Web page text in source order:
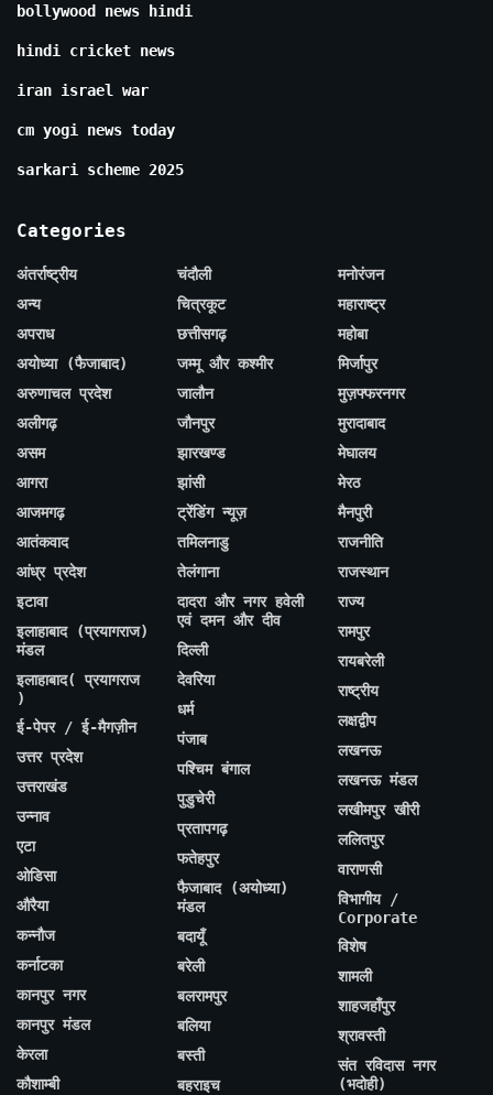
bollywood news hindi
hindi cricket news
iran israel war
cm yogi news today
sarkari scheme 2025
Categories
अंतर्राष्ट्रीय
अन्य
अपराध
अयोध्या (फैजाबाद)
अरुणाचल प्रदेश
अलीगढ़
असम
आगरा
आजमगढ़
आतंकवाद
आंध्र प्रदेश
इटावा
इलाहाबाद (प्रयागराज)
मंडल
इलाहाबाद( प्रयागराज
)
ई-पेपर / ई-मैगज़ीन
उत्तर प्रदेश
उत्तराखंड
उन्नाव
एटा
ओडिसा
औरैया
कन्नौज
कर्नाटका
कानपुर नगर
कानपुर मंडल
केरला
कौशाम्बी
चंदौली
चित्रकूट
छत्तीसगढ़
जम्मू और कश्मीर
जालौन
जौनपुर
झारखण्ड
झांसी
ट्रेंडिंग न्यूज़
तमिलनाडु
तेलंगाना
दादरा और नगर हवेली
एवं दमन और दीव
दिल्ली
देवरिया
धर्म
पंजाब
पश्चिम बंगाल
पुडुचेरी
प्रतापगढ़
फतेहपुर
फैजाबाद (अयोध्या)
मंडल
बदायूँ
बरेली
बलरामपुर
बलिया
बस्ती
बहराइच
मनोरंजन
महाराष्ट्र
महोबा
मिर्जापुर
मुज़फ्फरनगर
मुरादाबाद
मेघालय
मेरठ
मैनपुरी
राजनीति
राजस्थान
राज्य
रामपुर
रायबरेली
राष्ट्रीय
लक्षद्वीप
लखनऊ
लखनऊ मंडल
लखीमपुर खीरी
ललितपुर
वाराणसी
विभागीय /
Corporate
विशेष
शामली
शाहजहाँपुर
श्रावस्ती
संत रविदास नगर
(भदोही)